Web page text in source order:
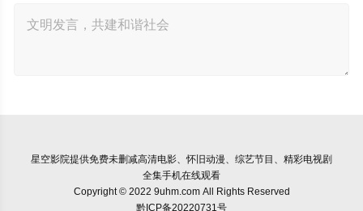
星空影院提供免费未删减高清电影、怀旧动漫、综艺节目、精彩电视剧
全集手机在线观看
Copyright © 2022 9uhm.com All Rights Reserved
黔ICP备20220731号